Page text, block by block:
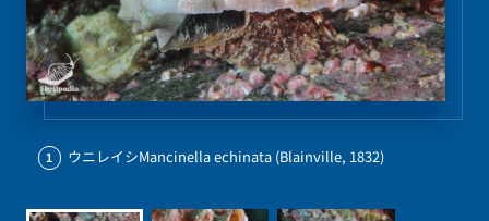
1 ウニレイシMancinella echinata (Blainville, 1832)